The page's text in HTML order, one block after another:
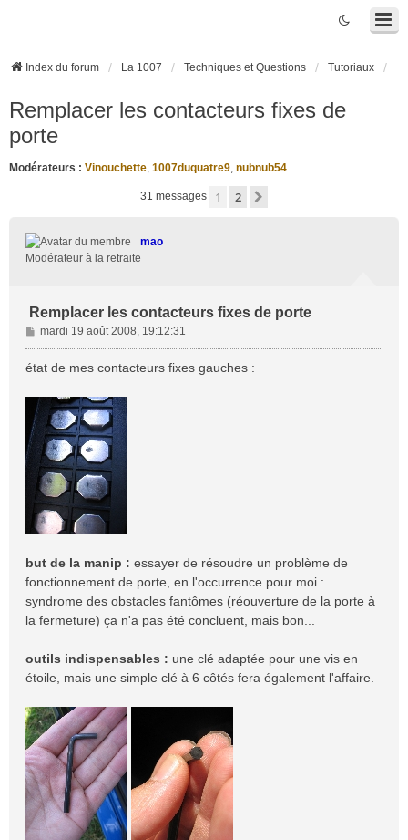
Index du forum La 1007 Techniques et Questions Tutoriaux
Remplacer les contacteurs fixes de
porte
Modérateurs : Vinouchette, 1007duquatre9, nubnub54
31 messages 1 2
mao
Modérateur à la retraite
Remplacer les contacteurs fixes de porte
M
e
s
a
g
mardi 19 août 2008, 19:12:31
état de mes contacteurs fixes gauches :
but de la manip : essayer de résoudre un problème de
fonctionnement de porte, en l'occurrence pour moi :
syndrome des obstacles fantômes (réouverture de la porte à
la fermeture) ça n'a pas été concluent, mais bon...
outils indispensables : une clé adaptée pour une vis en
étoile, mais une simple clé à 6 côtés fera également l'affaire.